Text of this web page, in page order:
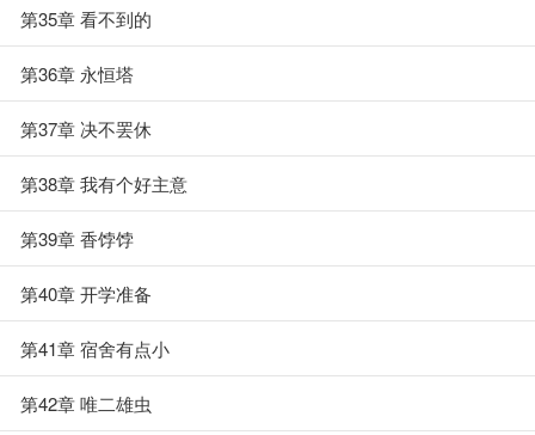
第35章 看不到的
第36章 永恒塔
第37章 决不罢休
第38章 我有个好主意
第39章 香饽饽
第40章 开学准备
第41章 宿舍有点小
第42章 唯二雄虫